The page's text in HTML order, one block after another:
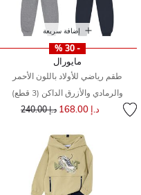
إضافة سريعة
- 30 %
مايورال
طقم رياضي للأولاد باللون الأحمر
والرمادي والأزرق الداكن (3 قطع)
د.إ 168.00 سعر مخفض مند.إ 240.00